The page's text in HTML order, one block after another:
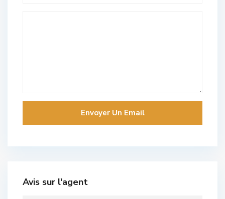
Avis sur l'agent